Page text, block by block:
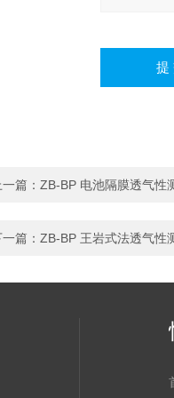
一篇： ZB-BP 电池隔膜透气性
篇： ZB-BP 王岩式法透气性